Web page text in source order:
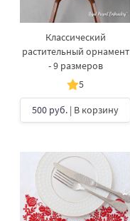
Классический
растительный орнамент
- 9 размеров
5
500 руб. | В корзину